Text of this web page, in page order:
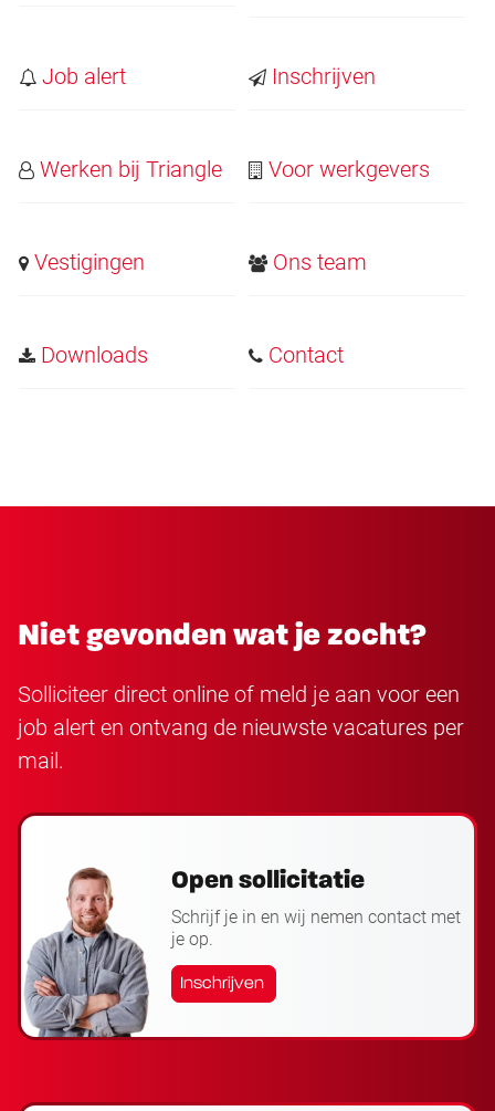
Job alert Inschrijven
Werken bij Triangle Voor werkgevers
Vestigingen Ons team
Downloads Contact
Niet gevonden wat je zocht?
Solliciteer direct online of meld je aan voor een
job alert en ontvang de nieuwste vacatures per
mail.
Open sollicitatie
Schrijf je in en wij nemen contact met
je op.
Inschrijven